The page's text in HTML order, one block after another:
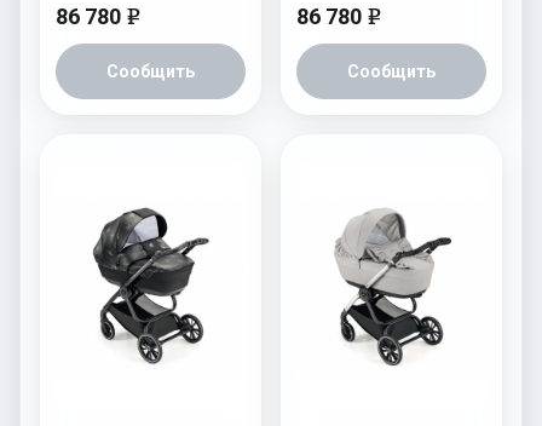
86 780 e
Сообщить
86 780 e
Сообщить